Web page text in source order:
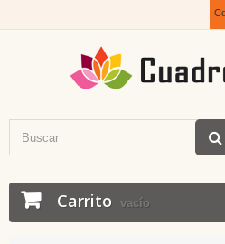
Carrito vacío